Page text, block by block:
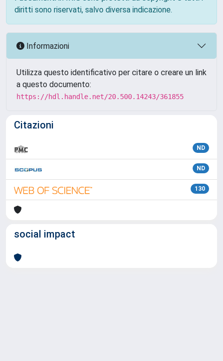
diritti sono riservati, salvo diversa indicazione.
Informazioni
Utilizza questo identificativo per citare o creare un link
a questo documento:
https://hdl.handle.net/20.500.14243/361855
Citazioni
ND
ND
130
social impact